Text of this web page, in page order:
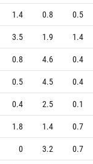
1.4 0.8
0.5
3.5 1.9
1.4
0.8 4.6
0.4
0.5 4.5
0.4
0.4 2.5
0.1
1.8 1.4
0.7
0 3.2
0.7